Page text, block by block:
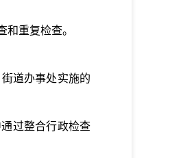
和重复检查。
道办事处实施的
过整合行政检查